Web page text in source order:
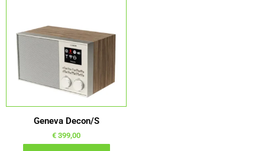
Geneva Decon/S
€ 399,00
meerdere
variaties.
Deze
optie
kan
gekozen
worden
op